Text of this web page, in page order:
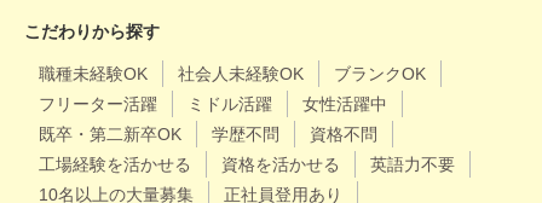
こだわりから探す
職種未経験OK 社会人未経験OK
ブランクOK
フリーター活躍
ミドル活躍
女性活躍中
既卒・第二新卒OK
学歴不問
資格不問
工場経験を活かせる
資格を活かせる
英語力不要
10名以上の大量募集
正社員登用あり